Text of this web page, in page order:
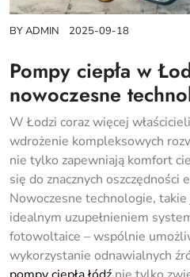
BYADMIN 2025-09-18
Pompy ciepła w
nowoczesne
W Łodzi coraz więcej
wdrożenie kompleksowych
nie tylko zapewniają komfort
się do znacznych oszczędności
Nowoczesne technologie, takie
idealnym uzupełnieniem
fotowoltaice – wspólnie
wykorzystanie odnawialnych